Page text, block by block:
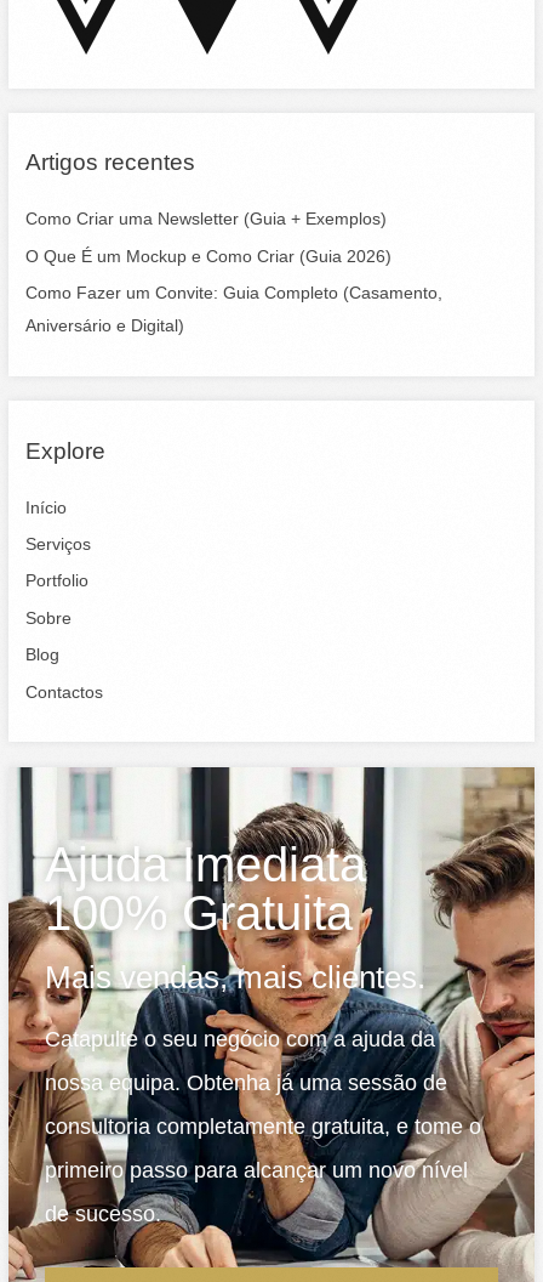
Artigos recentes
Como Criar uma Newsletter (Guia + Exemplos)
O Que É um Mockup e Como Criar (Guia 2026)
Como Fazer um Convite: Guia Completo (Casamento,
Aniversário e Digital)
Explore
Início
Serviços
Portfolio
Sobre
Blog
Contactos
Ajuda Imediata
100% Gratuita
Mais vendas, mais clientes.
Catapulte o seu negócio com a ajuda da
nossa equipa. Obtenha já uma sessão de
consultoria completamente gratuita, e tome o
primeiro passo para alcançar um novo nível
de sucesso.